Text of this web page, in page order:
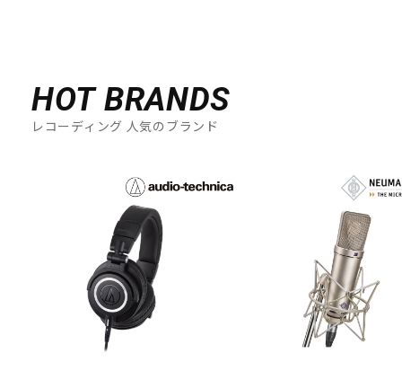
HOT BRANDS
レコーディング 人気のブランド